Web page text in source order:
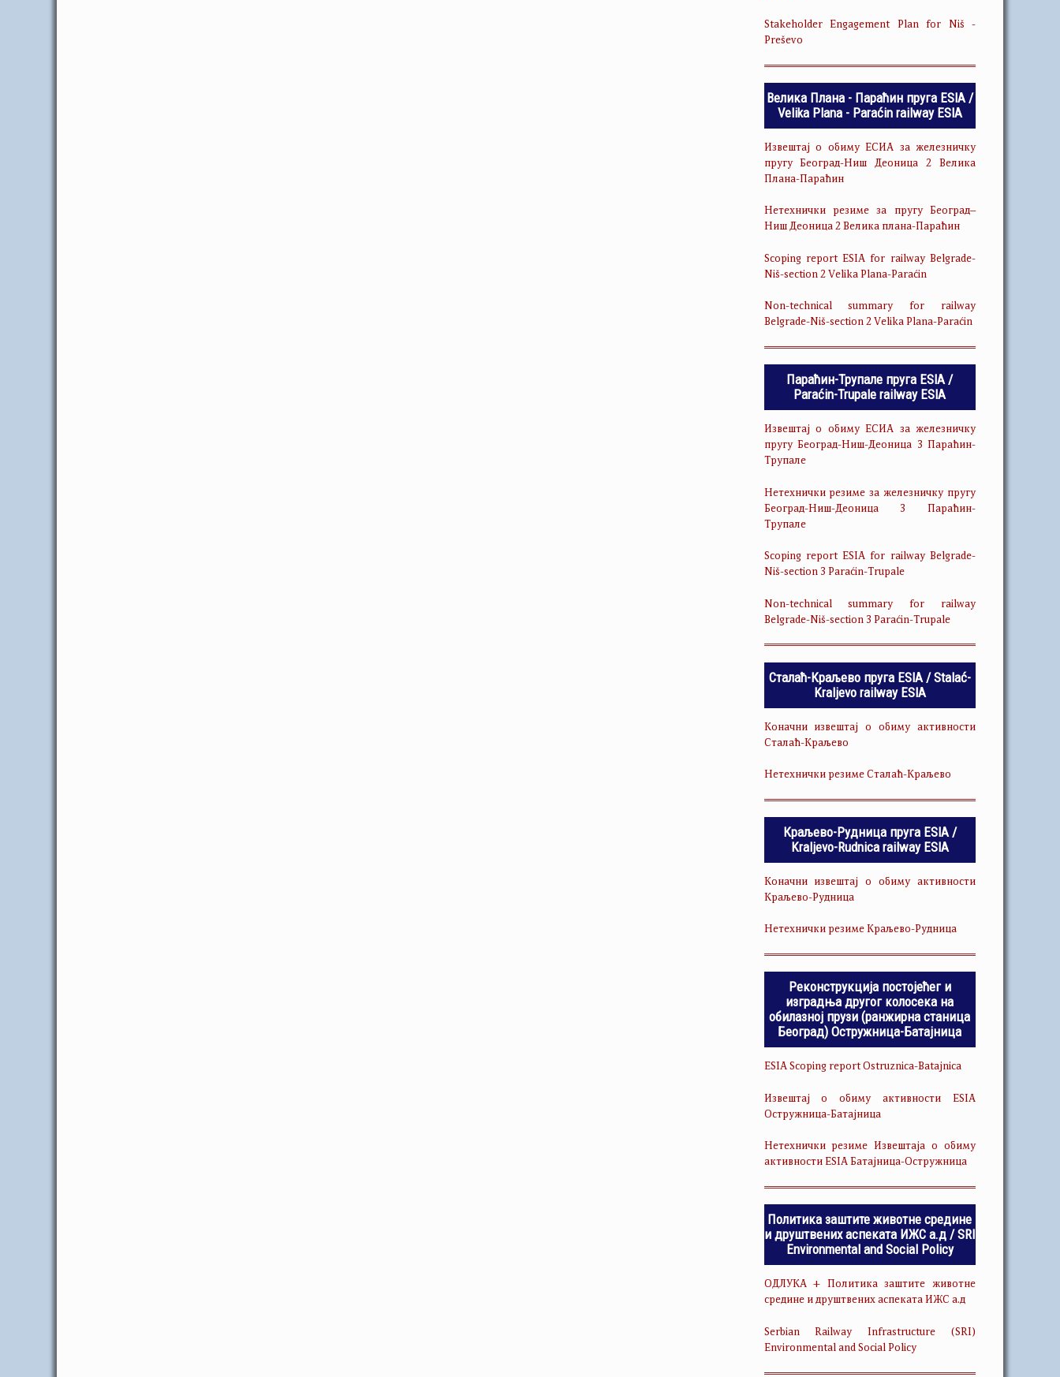
Stakeholder Engagement Plan for Niš -
Preševo
Велика Плана - Параћин пруга ESIA /
Velika Plana - Paraćin railway ESIA
Извештај о обиму ЕСИА за железничку
пругу Београд-Ниш Деоница 2 Велика
Плана-Параћин
Нетехнички резиме за пругу Београд–
Ниш Деоница 2 Велика плана-Параћин
Scoping report ESIA for railway Belgrade-
Niš-section 2 Velika Plana-Paraćin
Non-technical summary for railway
Belgrade-Niš-section 2 Velika Plana-Paraćin
Параћин-Трупале пруга ESIA /
Paraćin-Trupale railway ESIA
Извештај о обиму ЕСИА за железничку
пругу Београд-Ниш-Деоница 3 Параћин-
Трупале
Нетехнички резиме за железничку пругу
Београд-Ниш-Деоница 3 Параћин-
Трупале
Scoping report ESIA for railway Belgrade-
Niš-section 3 Paraćin-Trupale
Non-technical summary for railway
Belgrade-Niš-section 3 Paraćin-Trupale
Сталаћ-Краљево пруга ESIA / Stalać-
Kraljevo railway ESIA
Коначни извештај о обиму активности
Сталаћ-Краљево
Нетехнички резиме Сталаћ-Краљево
Краљево-Рудница пруга ESIA /
Kraljevo-Rudnica railway ESIA
Коначни извештај о обиму активности
Краљево-Рудница
Нетехнички резиме Краљево-Рудница
Реконструкција постојећег и
изградња другог колосека на
обилазној прузи (ранжирна станица
Београд) Остружница-Батајница
ESIA Scoping report Ostruznica-Batajnica
Извештај о обиму активности ESIA
Остружница-Батајница
Нетехнички резиме Извештаја о обиму
активности ESIA Батајница-Остружница
Политика заштите животне средине
и друштвених аспеката ИЖС а.д / SRI
Environmental and Social Policy
ОДЛУКА + Политика заштите животне
средине и друштвених аспеката ИЖС а.д
Serbian Railway Infrastructure (SRI)
Environmental and Social Policy